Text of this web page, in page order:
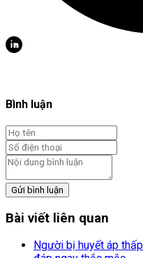
Bình luận
Gửi bình luận
Bài viết liên quan
Người bị huyết áp